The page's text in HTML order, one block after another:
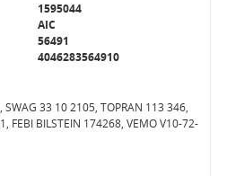
1595044
AIC
56491
4046283564910
33 10 2105, TOPRAN 113 346,
FEBI BILSTEIN 174268, VEMO V10-72-